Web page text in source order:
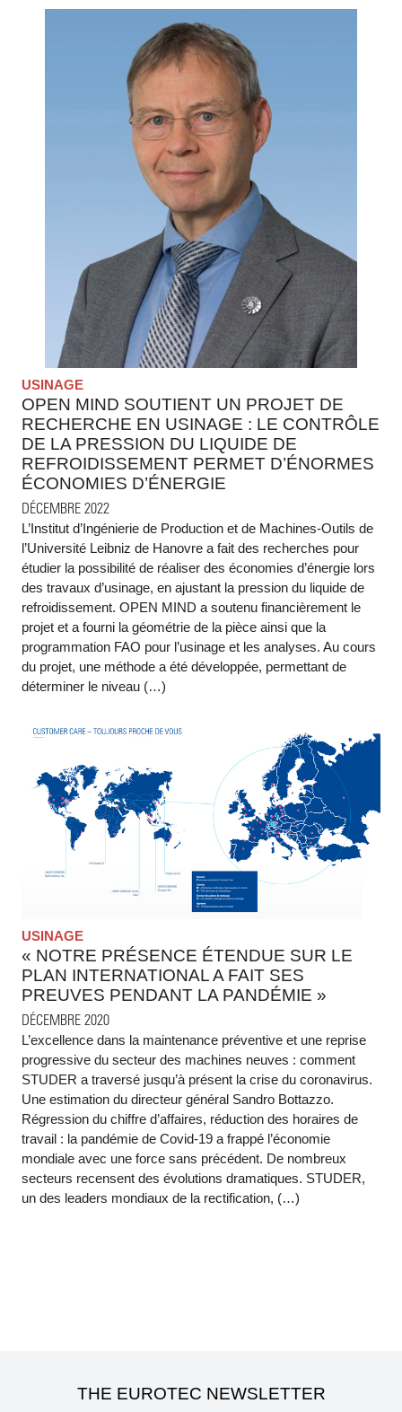
USINAGE
OPEN MIND SOUTIENT UN PROJET DE
RECHERCHE EN USINAGE : LE CONTRÔLE
DE LA PRESSION DU LIQUIDE DE
REFROIDISSEMENT PERMET D’ÉNORMES
ÉCONOMIES D’ÉNERGIE
DÉCEMBRE 2022
L’Institut d’Ingénierie de Production et de Machines-Outils de
l’Université Leibniz de Hanovre a fait des recherches pour
étudier la possibilité de réaliser des économies d’énergie lors
des travaux d’usinage, en ajustant la pression du liquide de
refroidissement. OPEN MIND a soutenu financièrement le
projet et a fourni la géométrie de la pièce ainsi que la
programmation FAO pour l’usinage et les analyses. Au cours
du projet, une méthode a été développée, permettant de
déterminer le niveau (…)
USINAGE
« NOTRE PRÉSENCE ÉTENDUE SUR LE
PLAN INTERNATIONAL A FAIT SES
PREUVES PENDANT LA PANDÉMIE »
DÉCEMBRE 2020
L’excellence dans la maintenance préventive et une reprise
progressive du secteur des machines neuves : comment
STUDER a traversé jusqu’à présent la crise du coronavirus.
Une estimation du directeur général Sandro Bottazzo.
Régression du chiffre d’affaires, réduction des horaires de
travail : la pandémie de Covid-19 a frappé l’économie
mondiale avec une force sans précédent. De nombreux
secteurs recensent des évolutions dramatiques. STUDER,
un des leaders mondiaux de la rectification, (…)
THE EUROTEC NEWSLETTER